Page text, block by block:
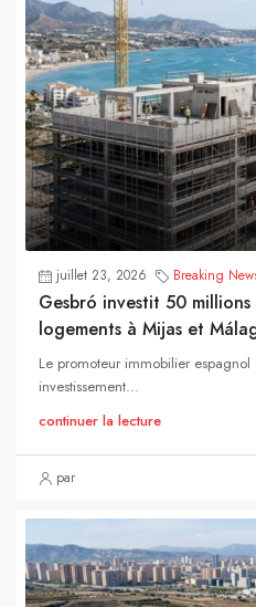
juillet 23, 2026 Breaking
Gesbró investit 50 millions
logements à Mijas et
Le promoteur immobilier
investissement...
continuer la lecture
par